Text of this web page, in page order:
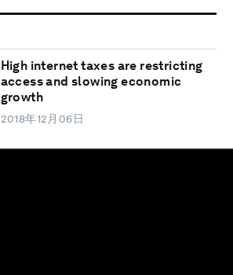
High internet taxes are restricting
access and slowing economic
growth
2018年12月06日